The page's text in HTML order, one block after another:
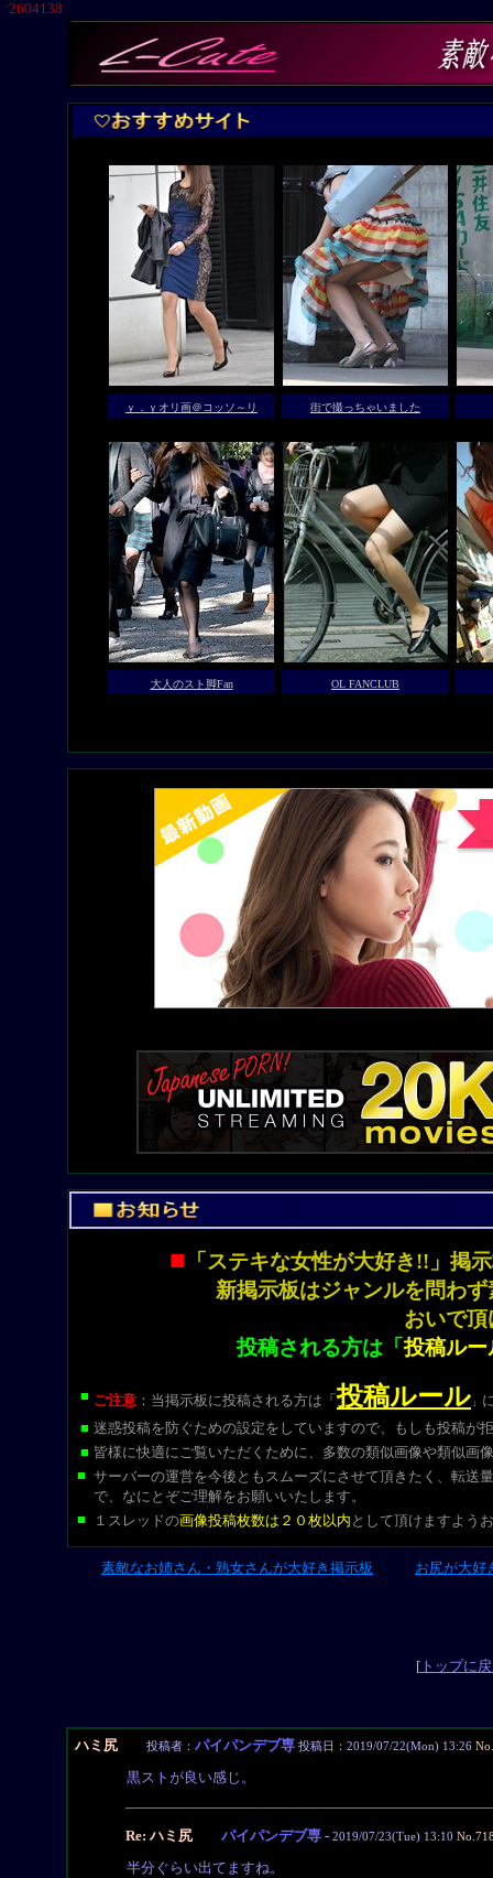
2604138
■ 「ステキな女性が大好き!!」
新掲示板はジャンルを問わ
おいで
投稿される方は「投稿ルー
■ ご注意 ：当掲示板に投稿される方は 「投稿ルール 」
■ 迷惑投稿を防ぐための設定をしていますので、もしも投稿が
■ 皆様に快適にご覧いただくために、多数の類似画像や類似画
■ サーバーの運営を今後ともスムーズにさせて頂きたく、転送
で、なにとぞご理解をお願いいたします。
■
１スレッドの画像投稿枚数は２０枚以内 として頂けますよう
素敵なお姉さん・熟女さんが大好き掲示板 お尻が大好
[トップに
ハミ尻 投稿者： パイパンデブ専 投稿日：2019/07/22(Mon) 13:26
黒ストが良い感じ。
Re: ハミ尻 パイパンデブ専 - 2019/07/23(Tue) 13:10
半分ぐらい出てますね。